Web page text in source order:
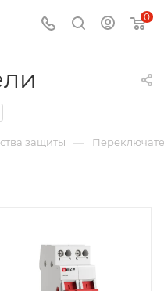
0
защиты —